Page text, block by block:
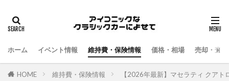
ホーム イベント情報 維持費・保険情報 価格・相場 売却・査
HOME 維持費・保険情報 【2026年最新】マセラティ クア